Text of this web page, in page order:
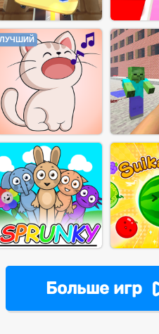
ЛУЧШИЙ
Больше игр